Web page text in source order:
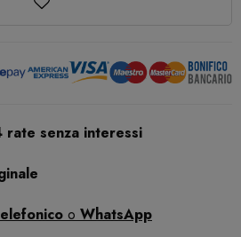
rate senza interessi
o WhatsApp